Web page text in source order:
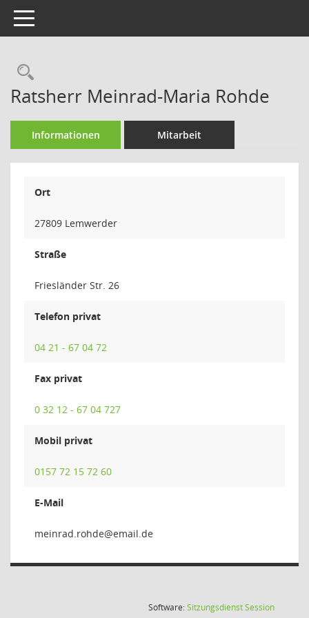
Toggle navigation
Rechercheauswahl
Ratsherr Meinrad-Maria Rohde
Informationen Mitarbeit
Ort
27809 Lemwerder
Straße
Friesländer Str. 26
Telefon privat
04 21 - 67 04 72
Fax privat
0 32 12 - 67 04 727
Mobil privat
0157 72 15 72 60
E-Mail
edhor.d
Software:SitzungsdienstSession(Wird in